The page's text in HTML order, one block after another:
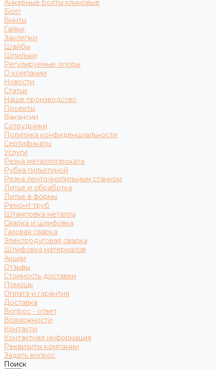
Анкерные болты клиновые
Болт
Винты
Гайки
Заклепки
Шайбы
Шпильки
Регулируемые опоры
О компании
Новости
Статьи
Наше производство
Проекты
Вакансии
Сотрудники
Политика конфиденциальности
Сертификаты
Услуги
Резка металлопроката
Рубка гильотиной
Резка ленточнопильным станком
Литье и обработка
Литье в формы
Ремонт труб
Штамповка металла
Сварка и шлифовка
Газовая сварка
Электродуговая сварка
Шлифовка материалов
Акции
Отзывы
Стоимость доставки
Помощь
Оплата и гарантия
Доставка
Вопрос - ответ
Возможности
Контакты
Контактная информация
Реквизиты компании
Задать вопрос
Поиск